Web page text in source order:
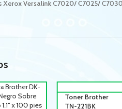
Xerox Versalink C7020/ C7025/ C7030
Toner Brother
TN-221BK